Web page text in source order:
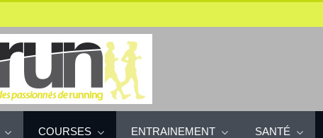
COURSES ENTRAINEMENT SANTÉ